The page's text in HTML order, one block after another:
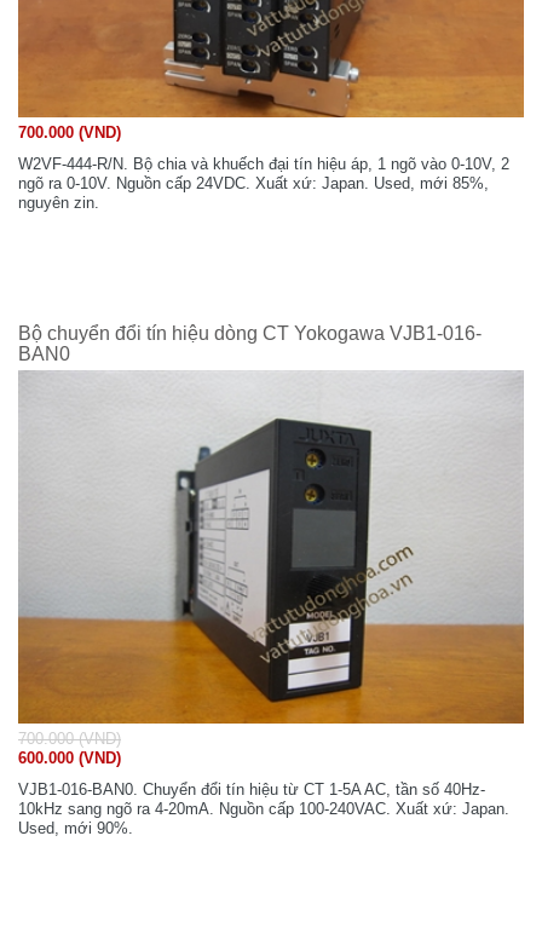
700.000 (VND)
W2VF-444-R/N. Bộ chia và khuếch đại tín hiệu áp, 1 ngõ vào 0-10V, 2
ngõ ra 0-10V. Nguồn cấp 24VDC. Xuất xứ: Japan. Used, mới 85%,
nguyên zin.
Bộ chuyển đổi tín hiệu dòng CT Yokogawa VJB1-016-
BAN0
700.000 (VND)
600.000 (VND)
VJB1-016-BAN0. Chuyển đổi tín hiệu từ CT 1-5A AC, tần số 40Hz-
10kHz sang ngõ ra 4-20mA. Nguồn cấp 100-240VAC. Xuất xứ: Japan.
Used, mới 90%.